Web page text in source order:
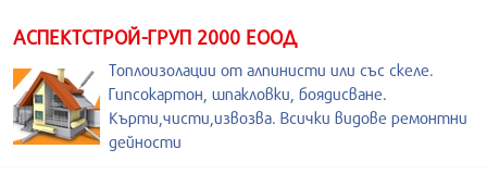
АСПЕКТСТРОЙ-ГРУП 2000 ЕООД
Топлоизолации от алпинисти или със скеле.
Гипсокартон, шпакловки, боядисване.
Кърти,чисти,извозва. Всички видове ремонтни
дейности